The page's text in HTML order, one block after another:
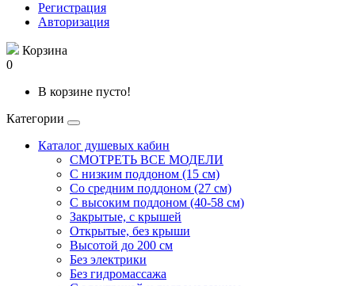
Регистрация
Авторизация
Корзина
0
В корзине пусто!
Категории
Каталог душевых кабин
СМОТРЕТЬ ВСЕ МОДЕЛИ
С низким поддоном (15 см)
Со средним поддоном (27 см)
С высоким поддоном (40-58 см)
Закрытые, с крышей
Открытые, без крыши
Высотой до 200 см
Без электрики
Без гидромассажа